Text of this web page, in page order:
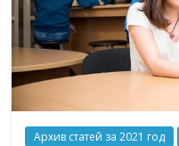
Архив статей за 2021 год